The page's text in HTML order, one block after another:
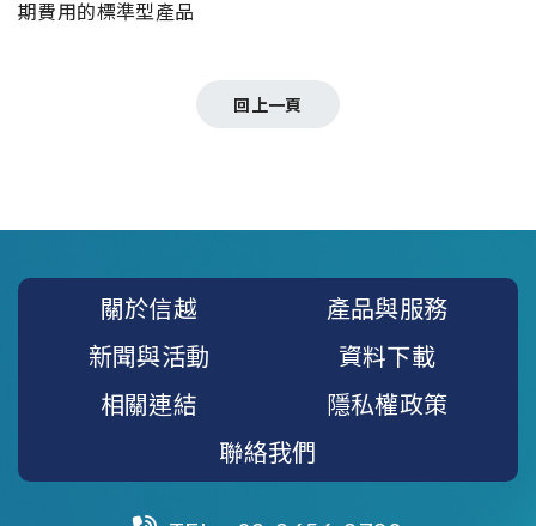
期費用的標準型產品
回上一頁
關於信越
產品與服務
新聞與活動
資料下載
相關連結
隱私權政策
聯絡我們